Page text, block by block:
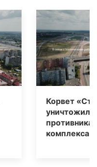
Корвет
уничтожил
комплекса